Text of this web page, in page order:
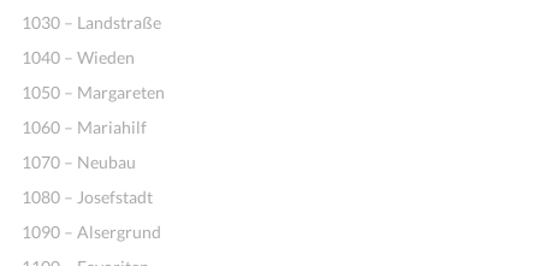
1030 – Landstraße
1040 – Wieden
1050 – Margareten
1060 – Mariahilf
1070 – Neubau
1080 – Josefstadt
1090 – Alsergrund